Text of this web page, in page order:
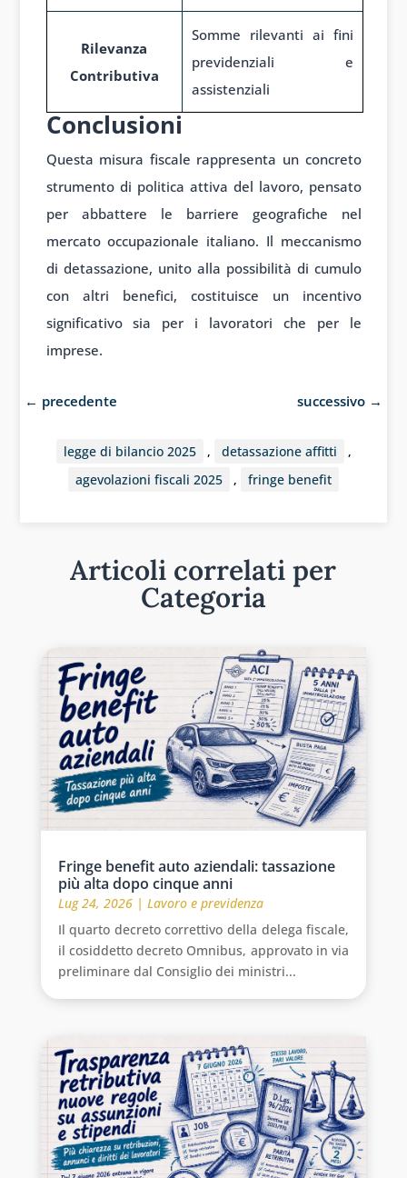
Rilevanza
Contributiva
Somme rilevanti ai fini
previdenziali e
assistenziali
Conclusioni
Questa misura fiscale rappresenta un concreto
strumento di politica attiva del lavoro, pensato
per abbattere le barriere geografiche nel
mercato occupazionale italiano. Il meccanismo
di detassazione, unito alla possibilità di cumulo
con altri benefici, costituisce un incentivo
significativo sia per i lavoratori che per le
imprese.
← precedente successivo →
legge di bilancio 2025 , detassazione affitti
,
agevolazioni fiscali 2025
, fringe benefit
Articoli correlati per
Categoria
Fringe benefit auto aziendali: tassazione
più alta dopo cinque anni
Lug 24, 2026| Lavoro e previdenza
Il quarto decreto correttivo della delega fiscale,
il cosiddetto decreto Omnibus, approvato in via
preliminare dal Consiglio dei ministri...